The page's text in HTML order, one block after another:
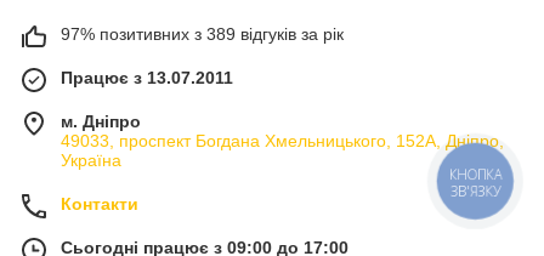
97% позитивних з 389 відгуків за рік
Працює з 13.07.2011
м. Дніпро
49033, проспект Богдана Хмельницького, 152А, Дніпро,
Україна
Контакти
Сьогодні працює з 09:00 до 17:00
КНОПКА
ЗВ'ЯЗКУ